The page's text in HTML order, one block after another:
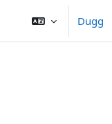
Dugg